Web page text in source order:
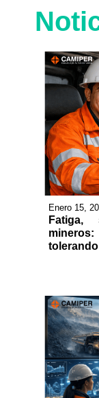
Enero 15,
Fatiga,
tolerando